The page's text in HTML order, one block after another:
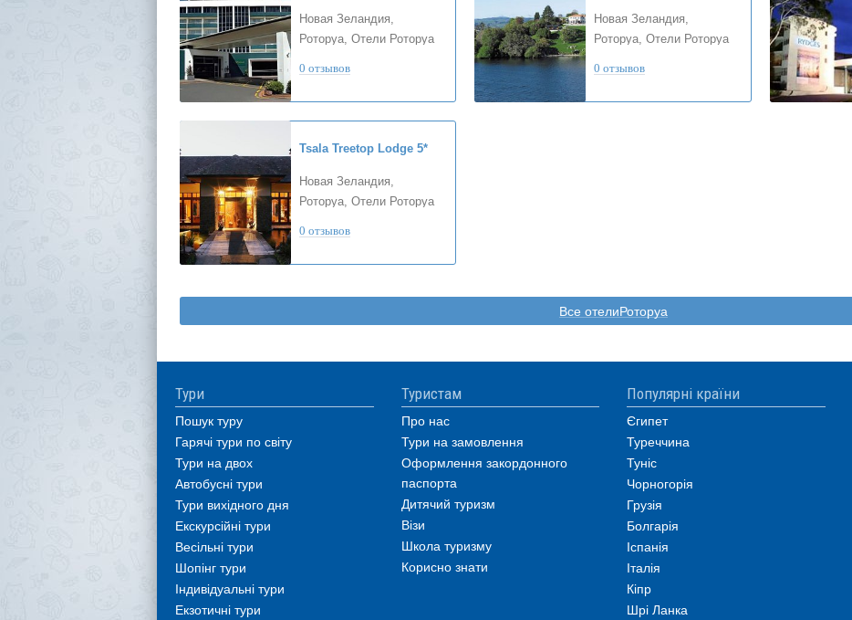
Новая Зеландия,
Роторуа, Отели Роторуа
0 отзывов
Новая Зеландия,
Роторуа, Отели Роторуа
0 отзывов
Tsala Treetop Lodge 5*
Новая Зеландия,
Роторуа, Отели Роторуа
0 отзывов
Все отелиРоторуа
Тури
Пошук туру
Гарячі тури по світу
Тури на двох
Автобусні тури
Тури вихідного дня
Екскурсійні тури
Весільні тури
Шопінг тури
Індивідуальні тури
Екзотичні тури
Туристам
Про нас
Тури на замовлення
Оформлення закордонного
паспорта
Дитячий туризм
Візи
Школа туризму
Корисно знати
Популярні країни
Єгипет
Туреччина
Туніс
Чорногорія
Грузія
Болгарія
Іспанія
Італія
Кіпр
Шрі Ланка